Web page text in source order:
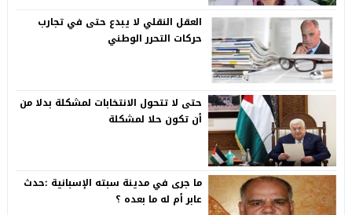
العقل النقلي لا يبدع حتى في تجارب
حركات التحرر الوطني
حتى لا تتحول الانتخابات لمشكلة بدلا من
أن تكون حلا لمشكلة
ما جرى في مدينة سبته الإسبانية :حدث
عابر أم له ما بعده ؟